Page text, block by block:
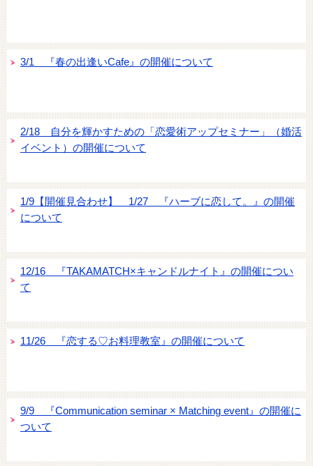
3/1 『春の出逢いCafe』の開催について
2/18 自分を輝かすための「恋愛術アップセミナー」（婚活
イベント）の開催について
1/9【開催見合わせ】 1/27 『ハーブに恋して。』の開催
について
12/16 『TAKAMATCH×キャンドルナイト』の開催につい
て
11/26 『恋する♡お料理教室』の開催について
9/9 『Communication seminar × Matching event』の開催に
ついて